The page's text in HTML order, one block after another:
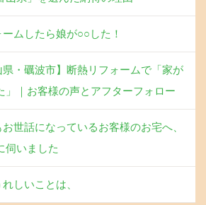
ームしたら娘が○○した！
県・礪波市】断熱リフォームで「家が
」｜お客様の声とアフターフォロー
お世話になっているお客様のお宅へ、
伺いました
しいことは、